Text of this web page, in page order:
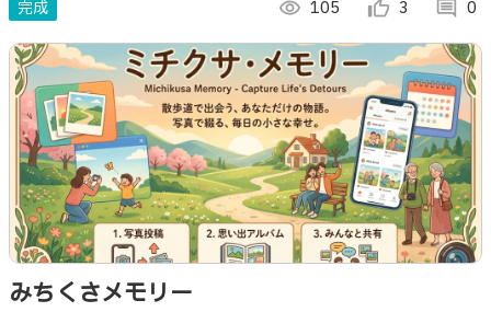
定理由、修正案を表示します。
完成 visibility 105 thumb_up_alt 3 comment 0
みちくさメモリー